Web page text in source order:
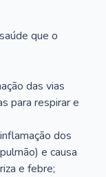
que o
das vias
para respirar e
dos
e causa
e febre;